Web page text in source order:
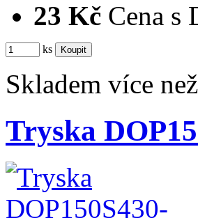
23 Kč Cena s
ks
Skladem více
Tryska